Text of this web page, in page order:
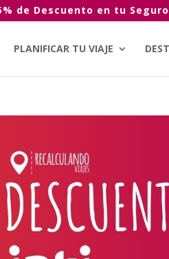
de Descuento en tu
PLANIFICAR TU VIAJE